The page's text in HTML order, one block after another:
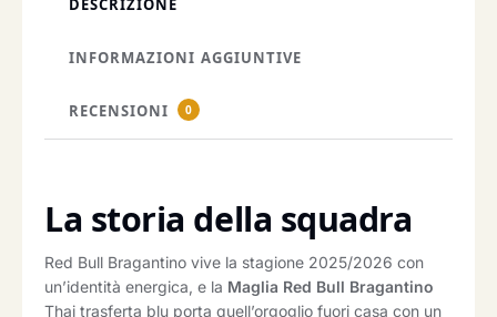
DESCRIZIONE
INFORMAZIONI AGGIUNTIVE
RECENSIONI 0
La storia della squadra
Red Bull Bragantino vive la stagione 2025/2026 con
un’identità energica, e la Maglia Red Bull Bragantino
Thai trasferta blu porta quell’orgoglio fuori casa con un